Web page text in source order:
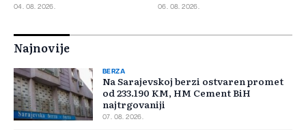
04. 08. 2026. 06. 08. 2026.
Najnovije
BERZA
Na Sarajevskoj berzi ostvaren promet
od 233.190 KM, HM Cement BiH
najtrgovaniji
07. 08. 2026.